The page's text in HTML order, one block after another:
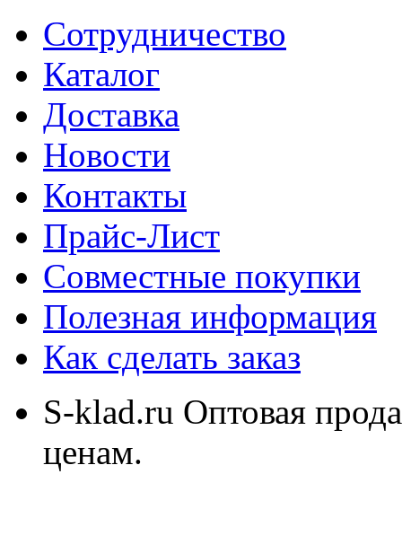
Сотрудничество
Каталог
Доставка
Новости
Контакты
Прайс-Лист
Совместные покупки
Полезная информация
Как сделать заказ
S-klad.ru Оптовая
ценам.